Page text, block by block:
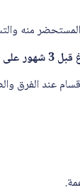
منه
كلياً)
عند الفرق